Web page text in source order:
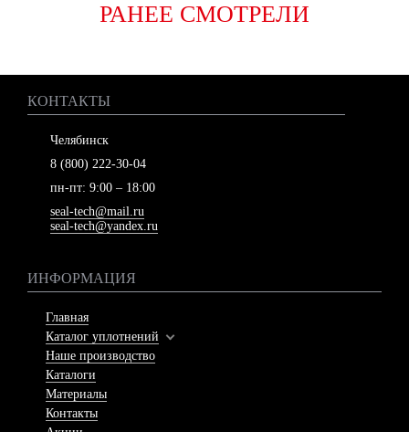
РАНЕЕ СМОТРЕЛИ
КОНТАКТЫ
Челябинск
8 (800) 222-30-04
пн-пт: 9:00 – 18:00
seal-tech@mail.ru
seal-tech@yandex.ru
ИНФОРМАЦИЯ
Главная
Каталог уплотнений
Наше производство
Каталоги
Материалы
Контакты